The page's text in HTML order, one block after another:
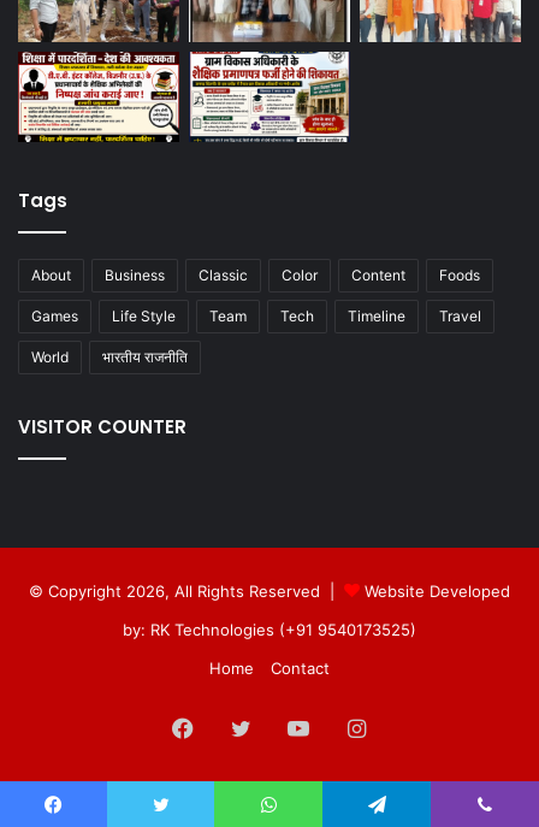
Tags
About Business Classic Color Content Foods
Games Life Style Team Tech Timeline Travel
World भारतीय राजनीति
VISITOR COUNTER
© Copyright 2026, All Rights Reserved |
Website Developed
by: RK Technologies (+91 9540173525)
Home
Contact
Facebook
TwitterYouTubeInstagram